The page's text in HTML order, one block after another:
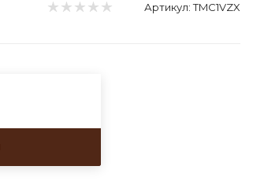
Артикул: TMC1VZX